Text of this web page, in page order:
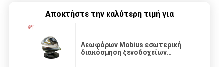
Αποκτήστε την καλύτερη τιμή για
Λεωφόρων Mobius εσωτερική
διακόσμηση ξενοδοχείων